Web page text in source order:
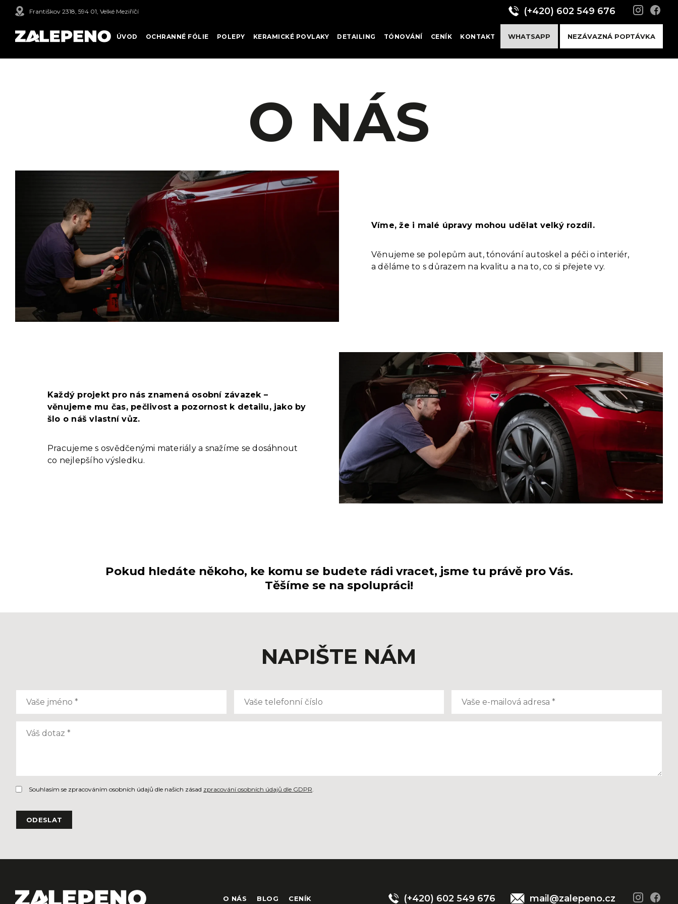
Františkov 2318, 594 01, Velké Meziříčí (+420) 602 549 676
ÚVOD OCHRANNÉ FÓLIE POLEPY KERAMICKÉ POVLAKY DETAILING TÓNOVÁNÍ CENÍK KONTAKT WHATSAPP NEZÁVAZNÁ POPTÁVKA
O NÁS
Víme, že i malé úpravy mohou udělat velký rozdíl.
Věnujeme se polepům aut, tónování autoskel a péči o interiér,
a děláme to s důrazem na kvalitu a na to, co si přejete vy.
Každý projekt pro nás znamená osobní závazek –
věnujeme mu čas, pečlivost a pozornost k detailu, jako by
šlo o náš vlastní vůz.
Pracujeme s osvědčenými materiály a snažíme se dosáhnout
co nejlepšího výsledku.
Pokud hledáte někoho, ke komu se budete rádi vracet, jsme tu právě pro Vás.
Těšíme se na spolupráci!
NAPIŠTE NÁM
Souhlasím se zpracováním osobních údajů dle našich zásad zpracování osobních údajů dle GDPR.
O NÁS BLOG CENÍK (+420) 602 549 676 mail@zalepeno.cz